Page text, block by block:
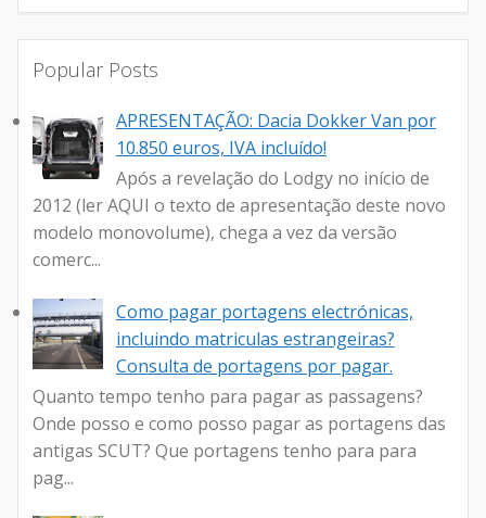
Popular Posts
APRESENTAÇÃO: Dacia Dokker Van por
10.850 euros, IVA incluído!
Após a revelação do Lodgy no início de
2012 (ler AQUI o texto de apresentação deste novo
modelo monovolume), chega a vez da versão
comerc...
Como pagar portagens electrónicas,
incluindo matriculas estrangeiras?
Consulta de portagens por pagar.
Quanto tempo tenho para pagar as passagens?
Onde posso e como posso pagar as portagens das
antigas SCUT? Que portagens tenho para para
pag...